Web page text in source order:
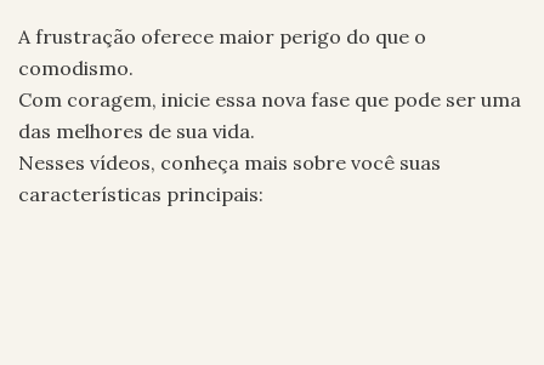
A frustração oferece maior perigo do que o
comodismo.
Com coragem, inicie essa nova fase que pode ser uma
das melhores de sua vida.
Nesses vídeos, conheça mais sobre você suas
características principais: